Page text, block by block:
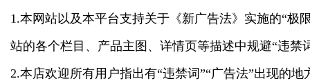
1.本网站以及本平台支持关于《新广告法》实施的“极
站的各个栏目、产品主图、详情页等描述中规避“违禁
2.本店欢迎所有用户指出有“违禁词”“广告法”出现的